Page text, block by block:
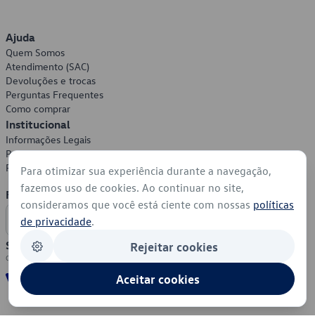
Ajuda
Quem Somos
Atendimento (SAC)
Devoluções e trocas
Perguntas Frequentes
Como comprar
Institucional
Informações Legais
Política de Privacidade
Política de Cookies
Formas de Pagamento
Segurança
Para otimizar sua experiência durante a navegação,
fazemos uso de cookies. Ao continuar no site,
consideramos que você está ciente com nossas políticas
de privacidade.
Rejeitar cookies
Aceitar cookies